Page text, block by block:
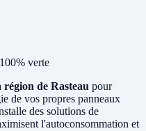
verte
de Rasteau pour
de vos propres panneaux
des solutions de
l'autoconsommation et